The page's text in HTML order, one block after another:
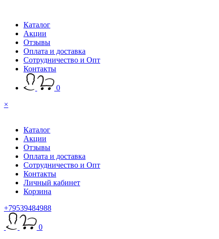
Каталог
Акции
Отзывы
Оплата и доставка
Сотрудничество и Опт
Контакты
0
×
Каталог
Акции
Отзывы
Оплата и доставка
Сотрудничество и Опт
Контакты
Личный кабинет
Корзина
+79539484988
0